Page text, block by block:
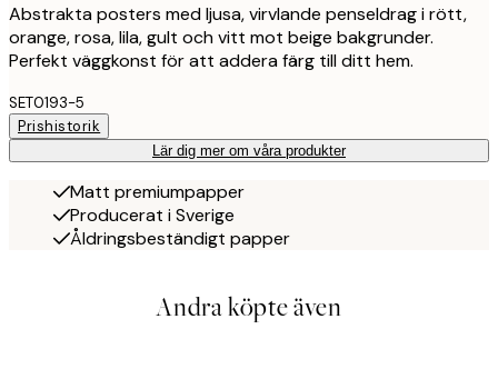
Abstrakta posters med ljusa, virvlande penseldrag i rött,
orange, rosa, lila, gult och vitt mot beige bakgrunder.
Perfekt väggkonst för att addera färg till ditt hem.
SET0193-5
Prishistorik
Lär dig mer om våra produkter
Matt premiumpapper
Producerat i Sverige
Åldringsbeständigt papper
Andra köpte även